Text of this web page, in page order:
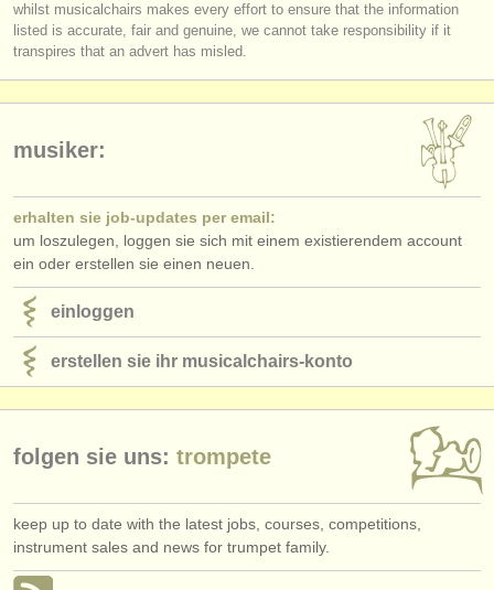
rss feeds
verlage:
anzeige veröffentlichen
find out about ourATS
ATSfaq
einloggen
whilst musicalchairs makes every effort to ensure that the information
listed is accurate, fair and genuine, we cannot take responsibility if it
transpires that an advert has misled.
musiker:
erhalten sie job-updates per email:
um loszulegen, loggen sie sich mit einem existierendem account
ein oder erstellen sie einen neuen.
einloggen
erstellen sie ihr musicalchairs-konto
folgen sie uns: trompete
keep up to date with the latest jobs, courses, competitions,
instrument sales and news for trumpet family.